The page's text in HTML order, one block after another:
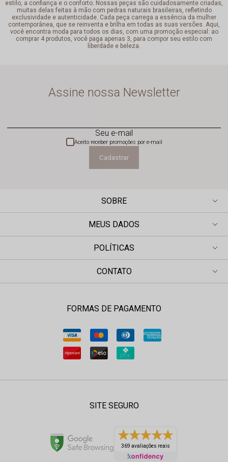
estilo, a confiança e o conforto. Nossas peças são cuidadosamente criadas,
muitas delas feitas à mão com pedras naturais brasileiras, refletindo
exclusividade e autenticidade. Cada peça carrega a essência da mulher
contemporânea, que se reinventa e brilha em todas as suas versões. Aqui,
você encontra moda para todos os dias, com uma promoção especial: ao
comprar 4 produtos, você paga apenas 3, para compor seu estilo com
liberdade e beleza.
Assine nossa Newsletter
Seu e-mail
Cadastrar
Aceito receber promoções por e-mail
SOBRE
MEUS DADOS
POLÍTICAS
CONTATO
FORMAS DE PAGAMENTO
SITE SEGURO
369 avaliações reais